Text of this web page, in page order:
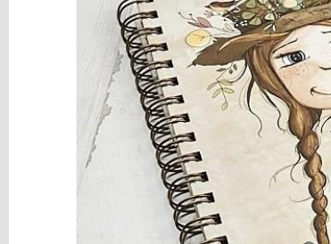
REBAJAS
Novedades
NAVIDAD